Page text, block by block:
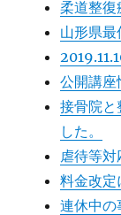
柔道整
山形県
公開講座
接骨院と
した。
虐待等対
料金改定
連休中の